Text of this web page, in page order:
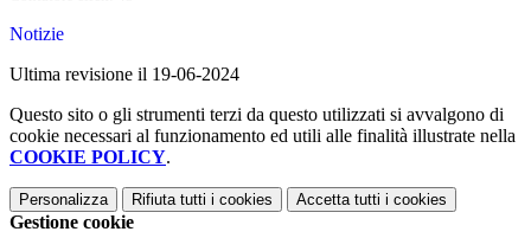
Notizie
Ultima revisione il 19-06-2024
Questo sito o gli strumenti terzi da questo utilizzati si avvalgono di
cookie necessari al funzionamento ed utili alle finalità illustrate nella
COOKIE POLICY.
Personalizza Rifiuta tutti i cookies Accetta tutti i cookies
Gestione cookie